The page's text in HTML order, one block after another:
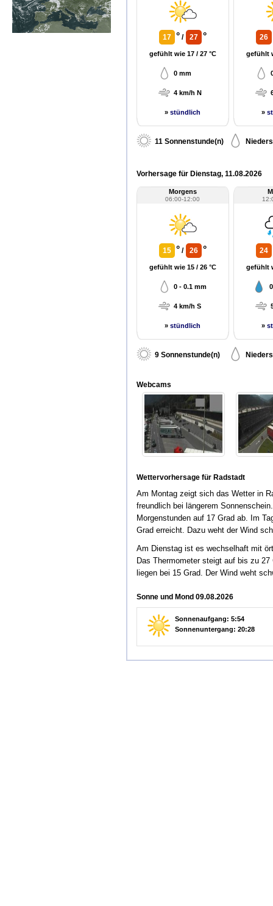
17 ° / 27 °
gefühlt wie 17 / 27 °C
0 mm
4 km/h N
»stündlich
26
gefühlt
»
11 Sonnenstunde(n)
Vorhersage für Dienstag, 11.08.2026
Morgens
06:00-12:00
15 ° / 26 °
gefühlt wie 15 / 26 °C
0 - 0.1 mm
4 km/h S
»stündlich
24
gefühlt
»
9 Sonnenstunde(n)
Webcams
Wettervorhersage für Radstadt
Am Montag zeigt sich das Wetter in
freundlich bei längerem
Morgenstunden auf 17 Grad ab. Im
Grad erreicht. Dazu weht der Wind
Am Dienstag ist es wechselhaft mit
Das Thermometer steigt auf bis zu
liegen bei 15 Grad. Der Wind weht
Sonne und Mond 09.08.2026
Sonnenaufgang: 5:54
Sonnenuntergang: 20:28